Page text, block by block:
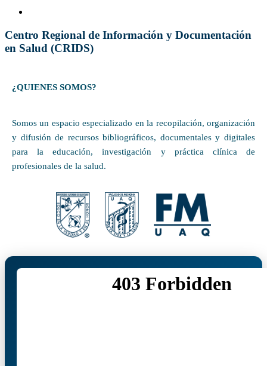
Centro Regional de Información y Documentación
en Salud (CRIDS)
¿QUIENES SOMOS?
Somos un espacio especializado en la recopilación, organización
y difusión de recursos bibliográficos, documentales y digitales
para la educación, investigación y práctica clínica de
profesionales de la salud.